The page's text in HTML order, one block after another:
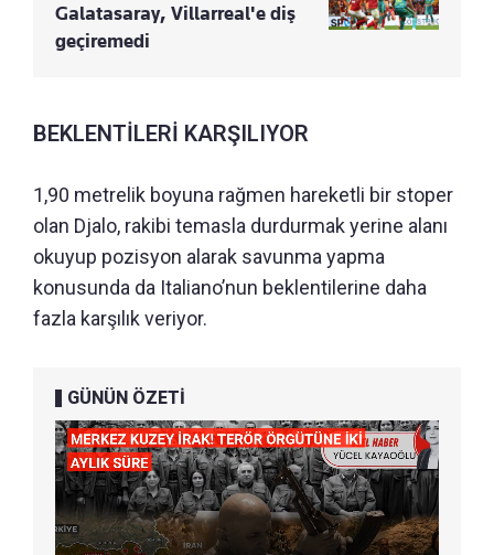
Galatasaray, Villarreal'e diş
geçiremedi
BEKLENTİLERİ KARŞILIYOR
1,90 metrelik boyuna rağmen hareketli bir stoper
olan Djalo, rakibi temasla durdurmak yerine alanı
okuyup pozisyon alarak savunma yapma
konusunda da Italiano’nun beklentilerine daha
fazla karşılık veriyor.
GÜNÜN ÖZETİ